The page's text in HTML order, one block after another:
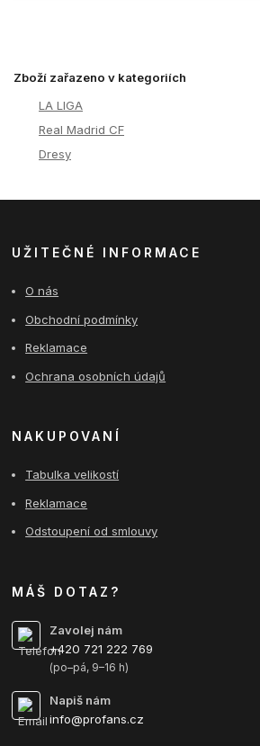
Zboží zařazeno v kategoriích
LA LIGA
Real Madrid CF
Dresy
UŽITEČNÉ INFORMACE
O nás
Obchodní podmínky
Reklamace
Ochrana osobních údajů
NAKUPOVANÍ
Tabulka velikostí
Reklamace
Odstoupení od smlouvy
MÁŠ DOTAZ?
Zavolej nám
+420 721 222 769
(po–pá, 9–16 h)
Napiš nám
info@profans.cz